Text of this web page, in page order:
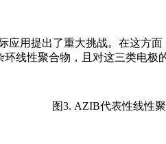
用提出了重大挑战。在这方
线性聚合物，且对这三类电极
图3. AZIB代表性线性